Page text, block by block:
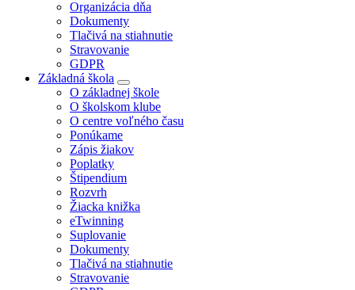
Organizácia dňa
Dokumenty
Tlačivá na stiahnutie
Stravovanie
GDPR
Základná škola
O základnej škole
O školskom klube
O centre voľného času
Ponúkame
Zápis žiakov
Poplatky
Štipendium
Rozvrh
Žiacka knižka
eTwinning
Suplovanie
Dokumenty
Tlačivá na stiahnutie
Stravovanie